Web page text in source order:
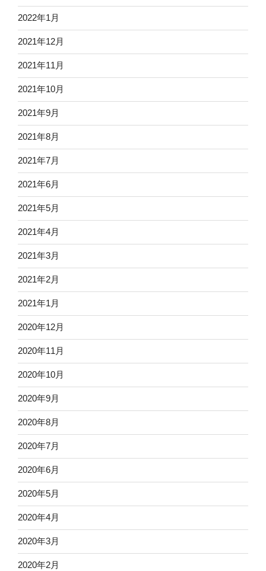
2022年1月
2021年12月
2021年11月
2021年10月
2021年9月
2021年8月
2021年7月
2021年6月
2021年5月
2021年4月
2021年3月
2021年2月
2021年1月
2020年12月
2020年11月
2020年10月
2020年9月
2020年8月
2020年7月
2020年6月
2020年5月
2020年4月
2020年3月
2020年2月